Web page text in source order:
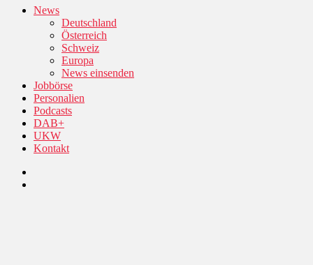
News
Deutschland
Österreich
Schweiz
Europa
News einsenden
Jobbörse
Personalien
Podcasts
DAB+
UKW
Kontakt